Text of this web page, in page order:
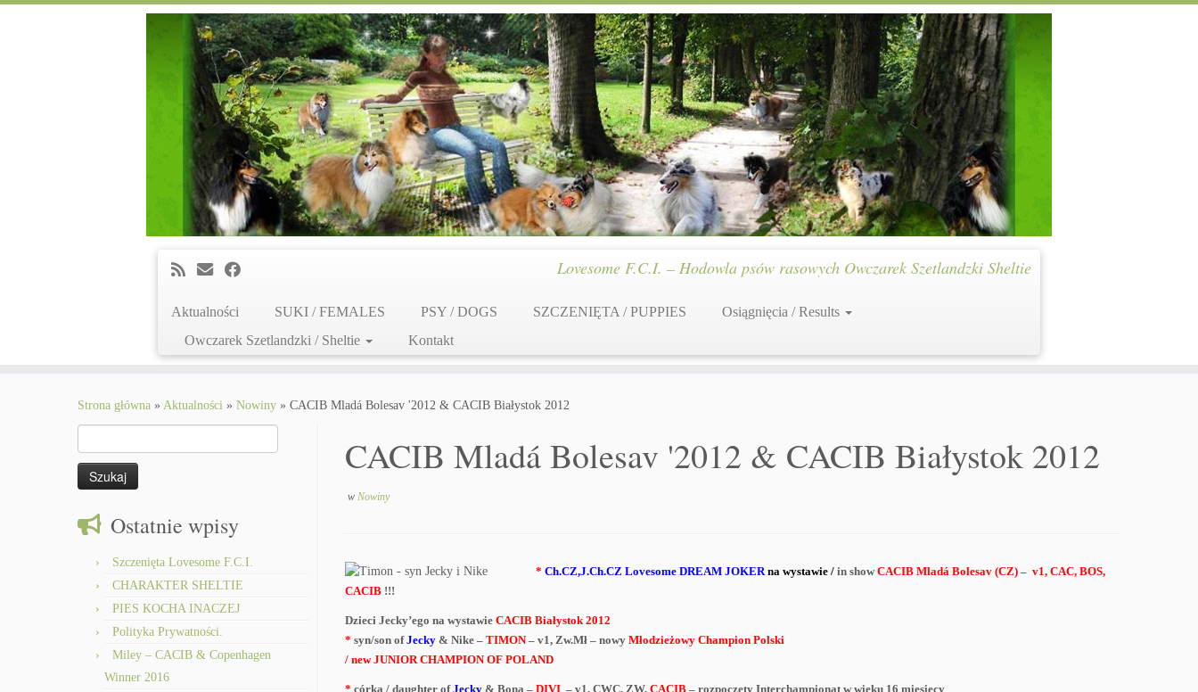
Lovesome F.C.I. – Hodowla psów rasowych Owczarek Szetlandzki Sheltie
Aktualności SUKI / FEMALES PSY / DOGS SZCZENIĘTA / PUPPIES
Osiągnięcia / Results
Owczarek Szetlandzki / Sheltie
Kontakt
Strona główna » Aktualności » Nowiny » CACIB Mladá Bolesav '2012 & CACIB Białystok 2012
Ostatnie wpisy
Szczenięta Lovesome F.C.I.
CHARAKTER SHELTIE
PIES KOCHA INACZEJ
Polityka Prywatności.
Miley – CACIB & Copenhagen
Winner 2016
CACIB Mladá Bolesav '2012 & CACIB Białystok 2012
w Nowiny
* Ch.CZ,J.Ch.CZ Lovesome DREAM JOKERna wystawie / in showCACIB Mladá Bolesav (CZ) – v1, CAC, BOS,
CACIB !!!
Dzieci Jecky’ego na wystawie CACIB Białystok 2012
* syn/son ofJecky & Nike – TIMON– v1, Zw.Mł – nowy Młodzieżowy Champion Polski
/ new JUNIOR CHAMPION OF POLAND
* córka / daughter ofJecky & Bona – DIVI – v1, CWC, ZW, CACIB – rozpoczęty Interchampionat w wieku 16 miesięcy